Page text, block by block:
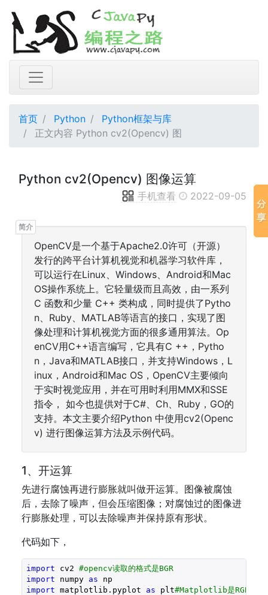
首页 Python
Python框架与库
正文内容 Python cv2(Opencv) 图
Python cv2(Opencv) 图像运算
手机查看 2022-09-05
OpenCV是一个基于Apache2.0许可（开源）
发行的跨平台计算机视觉和机器学习软件库，
可以运行在Linux、Windows、Android和Mac
OS操作系统上。它轻量级而且高效，由一系列
C 函数和少量 C++ 类构成，同时提供了Pytho
n、Ruby、MATLAB等语言的接口，实现了图
像处理和计算机视觉方面的很多通用算法。Op
enCV用C++语言编写，它具有C ++，Pytho
n，Java和MATLAB接口，并支持Windows，L
inux，Android和Mac OS，OpenCV主要倾向
于实时视觉应用，并在可用时利用MMX和SSE
指令， 如今也提供对于C#、Ch、Ruby，GO的
支持。本文主要介绍Python 中使用cv2(Openc
v) 进行图像运算方法及示例代码。
1、开运算
先进行腐蚀再进行膨胀就叫做开运算。图像被腐蚀
后，去除了噪声，但会压缩图像；对腐蚀过的图像进
行膨胀处理，可以去除噪声并保持原有形状。
代码如下，
import cv2 #opencv读取的格式是BGR
import numpy as
import matplotlib.pyplot as plt#Matplotlib是RGB